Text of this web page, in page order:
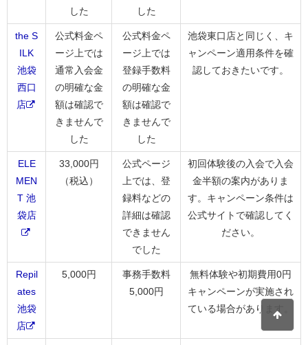
した
した
the S
ILK
池袋
西口
店
公式料金ペ
ージ上では
通常入会金
の明確な金
額は確認で
きませんで
した
公式料金ペ
ージ上では
登録手数料
の明確な金
額は確認で
きませんで
した
池袋東口店と同じく、キ
ャンペーン適用条件を確
認しておきたいです。
ELE
MEN
T 池
袋店
33,000円
（税込）
公式ページ
上では、登
録料などの
詳細は確認
できません
でした
初回体験後の入会で入会
金半額の案内がありま
す。キャンペーン条件は
公式サイトで確認してく
ださい。
Repil
ates
池袋
店
5,000円
事務手数料
5,000円
無料体験や初期費用0円
キャンペーンが実施され
ている場合があります。